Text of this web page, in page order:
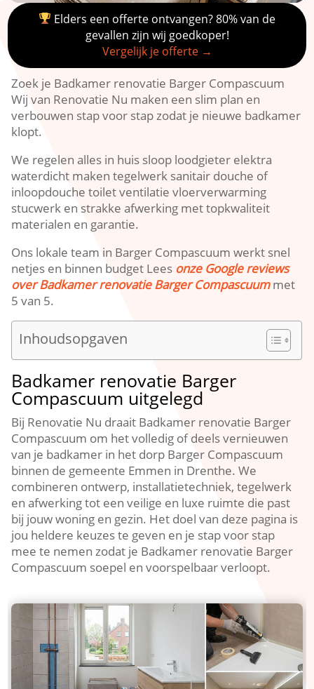
Elders een offerte ontvangen? 80% van de
gevallen zijn wij goedkoper!
Vergelijk je offerte →
Zoek je Badkamer renovatie Barger Compascuum
Wij van Renovatie Nu maken een slim plan en
verbouwen stap voor stap zodat je nieuwe badkamer
klopt.
We regelen alles in huis sloop loodgieter elektra
waterdicht maken tegelwerk sanitair douche of
inloopdouche toilet ventilatie vloerverwarming
stucwerk en strakke afwerking met topkwaliteit
materialen en garantie.
Ons lokale team in Barger Compascuum werkt snel
netjes en binnen budget Lees onze Google reviews
over Badkamer renovatie Barger Compascuummet
5 van 5.
Inhoudsopgaven
Badkamer renovatie Barger
Compascuum uitgelegd
Bij Renovatie Nu draait Badkamer renovatie Barger
Compascuum om het volledig of deels vernieuwen
van je badkamer in het dorp Barger Compascuum
binnen de gemeente Emmen in Drenthe. We
combineren ontwerp, installatietechniek, tegelwerk
en afwerking tot een veilige en luxe ruimte die past
bij jouw woning en gezin. Het doel van deze pagina is
jou heldere keuzes te geven en je stap voor stap
mee te nemen zodat je Badkamer renovatie Barger
Compascuum soepel en voorspelbaar verloopt.